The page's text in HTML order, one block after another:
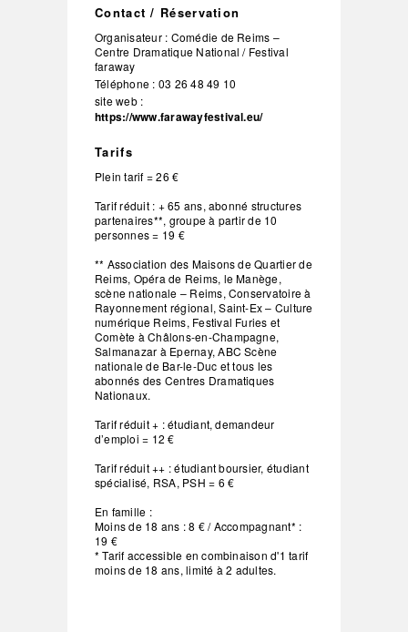
Contact / Réservation
Organisateur : Comédie de Reims –
Centre Dramatique National / Festival
faraway
Téléphone : 03 26 48 49 10
site web :
https://www.farawayfestival.eu/
Tarifs
Plein tarif = 26 €
Tarif réduit : + 65 ans, abonné structures
partenaires**, groupe à partir de 10
personnes = 19 €
** Association des Maisons de Quartier de
Reims, Opéra de Reims, le Manège,
scène nationale – Reims, Conservatoire à
Rayonnement régional, Saint-Ex – Culture
numérique Reims, Festival Furies et
Comète à Châlons-en-Champagne,
Salmanazar à Epernay, ABC Scène
nationale de Bar-le-Duc et tous les
abonnés des Centres Dramatiques
Nationaux.
Tarif réduit + : étudiant, demandeur
d’emploi = 12 €
Tarif réduit ++ : étudiant boursier, étudiant
spécialisé, RSA, PSH = 6 €
En famille :
Moins de 18 ans : 8 € / Accompagnant* :
19 €
* Tarif accessible en combinaison d'1 tarif
moins de 18 ans, limité à 2 adultes.